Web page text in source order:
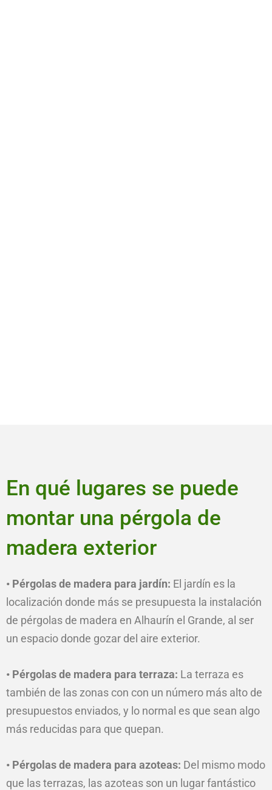
En qué lugares se puede
montar una pérgola de
madera exterior
• Pérgolas de madera para jardín: El jardín es la
localización donde más se presupuesta la instalación
de pérgolas de madera en Alhaurín el Grande, al ser
un espacio donde gozar del aire exterior.
• Pérgolas de madera para terraza: La terraza es
también de las zonas con con un número más alto de
presupuestos enviados, y lo normal es que sean algo
más reducidas para que quepan.
• Pérgolas de madera para azoteas: Del mismo modo
que las terrazas, las azoteas son un lugar fantástico